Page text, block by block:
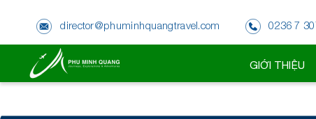
director@phuminhquangtravel.com 0236 7
GIỚI THIỆU